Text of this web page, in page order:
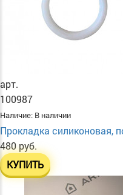
арт.
100987
Наличие: В наличии
Прокладка силиконовая,
480 руб.
КУПИТЬ